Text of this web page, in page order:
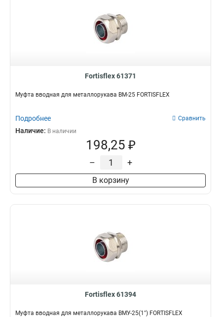
Fortisflex 61371
Муфта вводная для металлорукава ВМ-25 FORTISFLEX
Подробнее Сравнить
Наличие: В наличии
198,25 ₽
– +
В корзину
Fortisflex 61394
Муфта вводная для металлорукава ВМУ-25(1") FORTISFLEX